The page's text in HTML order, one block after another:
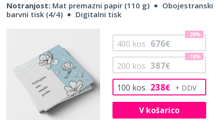
Notranjost: Mat premazni papir (110 g)
Obojestranski
barvni tisk (4/4)
Digitalni tisk
100 kos 238€
200 kos 387€
-18%
400 kos 676€
-28%
V košarico